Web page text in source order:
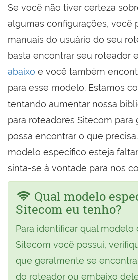
Se você não tiver certeza
algumas configurações, você
manuais do usuário do seu
basta encontrar seu roteador
abaixo e você também
para esse modelo. Estamos
tentando aumentar nossa
para roteadores Sitecom para
possa encontrar o que
modelo específico esteja
sinta-se à vontade para nos
Qual modelo
Sitecom eu tenho?
Para identificar qual modelo
Sitecom você possui,
que geralmente se
do roteador ou embaixo